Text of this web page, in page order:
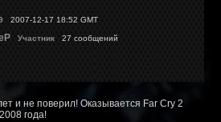
2007-12-17 18:52 GMT
Участник 27 сообщений
и не поверил! Оказывается Far Cry 2
года!